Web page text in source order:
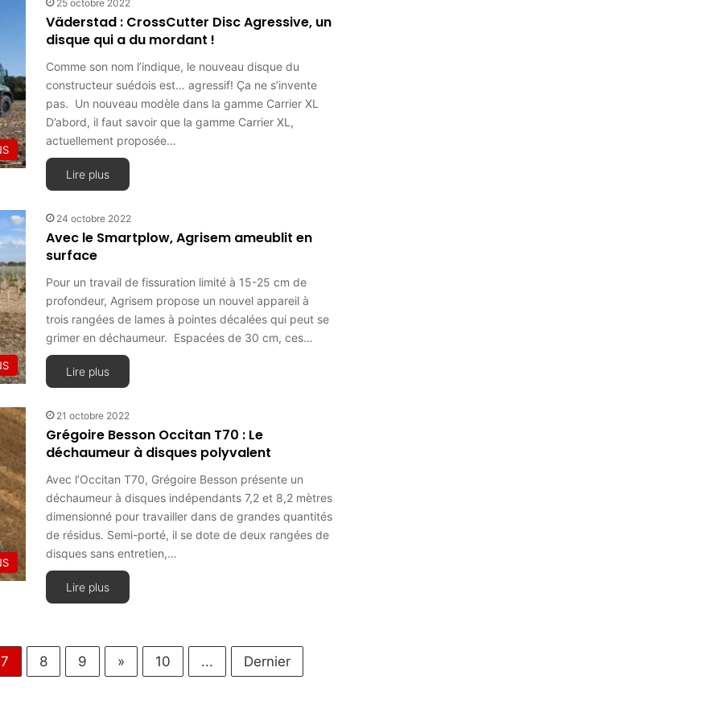
25 octobre 2022
Väderstad : CrossCutter Disc Agressive, un
disque qui a du mordant !
Comme son nom l’indique, le nouveau disque du
constructeur suédois est… agressif! Ça ne s’invente
pas. Un nouveau modèle dans la gamme Carrier XL
D’abord, il faut savoir que la gamme Carrier XL,
actuellement proposée…
Lire plus
24 octobre 2022
Avec le Smartplow, Agrisem ameublit en
surface
Pour un travail de fissuration limité à 15-25 cm de
profondeur, Agrisem propose un nouvel appareil à
trois rangées de lames à pointes décalées qui peut se
grimer en déchaumeur. Espacées de 30 cm, ces…
Lire plus
21 octobre 2022
Grégoire Besson Occitan T70 : Le
déchaumeur à disques polyvalent
Avec l’Occitan T70, Grégoire Besson présente un
déchaumeur à disques indépendants 7,2 et 8,2 mètres
dimensionné pour travailler dans de grandes quantités
de résidus. Semi-porté, il se dote de deux rangées de
disques sans entretien,…
Lire plus
7 8 9 » 10 ... Dernier